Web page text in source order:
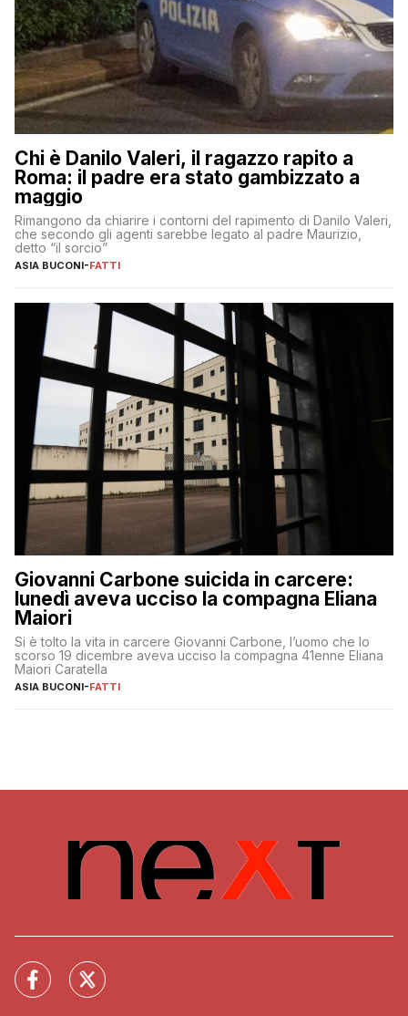
Chi è Danilo Valeri, il ragazzo rapito a
Roma: il padre era stato gambizzato a
maggio
Rimangono da chiarire i contorni del rapimento di Danilo Valeri,
che secondo gli agenti sarebbe legato al padre Maurizio,
detto “il sorcio”
ASIA BUCONI-FATTI
Giovanni Carbone suicida in carcere:
lunedì aveva ucciso la compagna Eliana
Maiori
Si è tolto la vita in carcere Giovanni Carbone, l’uomo che lo
scorso 19 dicembre aveva ucciso la compagna 41enne Eliana
Maiori Caratella
ASIA BUCONI-FATTI